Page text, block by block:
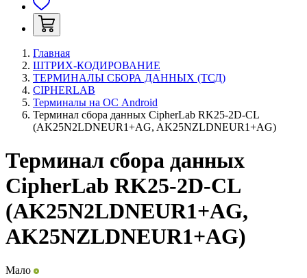
Главная
ШТРИХ-КОДИРОВАНИЕ
ТЕРМИНАЛЫ СБОРА ДАННЫХ (ТСД)
CIPHERLAB
Терминалы на ОС Android
Терминал сбора данных CipherLab RK25-2D-CL
(AK25N2LDNEUR1+AG, AK25NZLDNEUR1+AG)
Терминал сбора данных
CipherLab RK25-2D-CL
(AK25N2LDNEUR1+AG,
AK25NZLDNEUR1+AG)
Мало